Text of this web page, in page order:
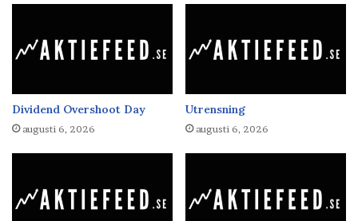
Dividend Overshoot Day
augusti 6, 2026
Utrensning
augusti 6, 2026